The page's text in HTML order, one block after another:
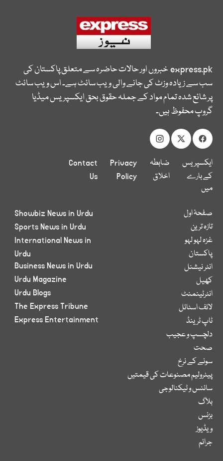
express.pkخبروں اور حالات حاضرہ سے متعلق پاکستان کی
سب سے زیادہ وزٹ کی جانے والی ویب سائٹ ہے۔ اس ویب سائٹ
پر شائع شدہ تمام مواد کے جملہ حقوق بحق ایکسپریس میڈیا
گروپ محفوظ ہیں۔
ایکسپریس
کے بارے
میں
ضابطہ
اخلاق
Privacy
Policy
Contact
Us
صفحۂ اول
تازہ ترین
غزہ لہو لہو
پاکستان
انٹر نیشنل
کھیل
انٹرٹینمنٹ
لائف اسٹائل
ٹاپ ٹرینڈ
دلچسپ و عجیب
صحت
سونے کے نرخ
پیٹرولیم مصنوعات کی قیمتیں
سائنس و ٹیکنالوجی
بلاگ
بزنس
ویڈیوز
جرائم
Showbiz News in Urdu
Sports News in Urdu
International News in
Urdu
Business News in Urdu
Urdu Magazine
Urdu Blogs
The Express Tribune
Express Entertainment